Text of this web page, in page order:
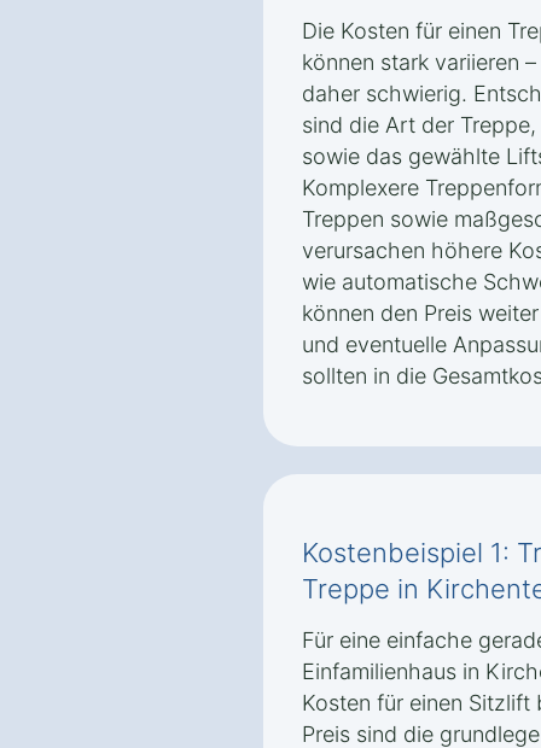
Die Kosten für einen
können stark variieren
daher schwierig.
sind die Art der
sowie das gewählte
Komplexere
Treppen sowie
verursachen höhere
wie automatische
können den Preis
und eventuelle
sollten in die
Kostenbeispiel 1:
Treppe in
Für eine einfache
Einfamilienhaus in
Kosten für einen
Preis sind die